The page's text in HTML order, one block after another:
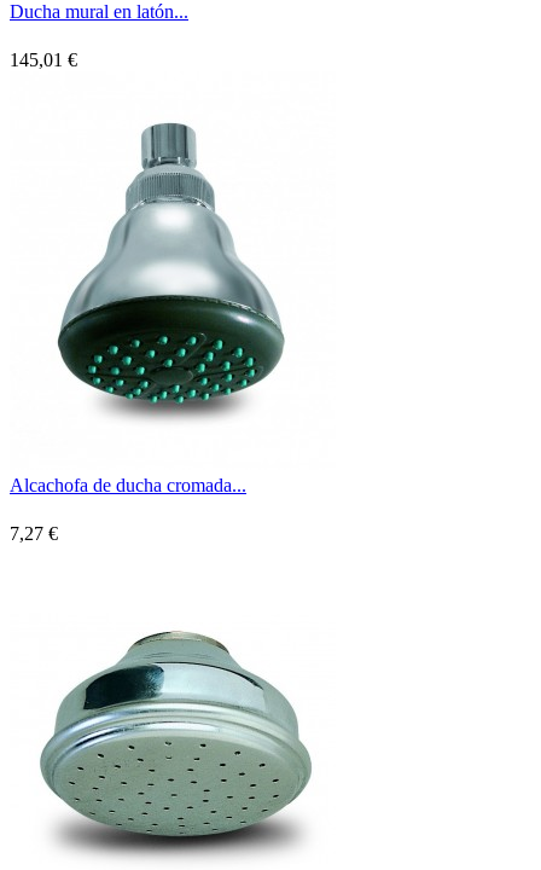
Ducha mural en latón...
145,01 €
Alcachofa de ducha cromada...
7,27 €